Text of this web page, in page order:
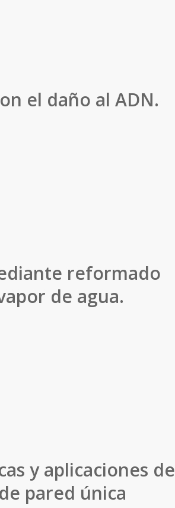
el daño al ADN.
reformado
de agua.
y aplicaciones de
pared única